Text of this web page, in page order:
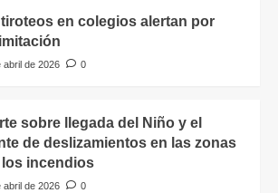
en colegios alertan por
abril de 2026
0
sobre llegada del Niño y el
de deslizamientos en las zonas
incendios
abril de 2026 0